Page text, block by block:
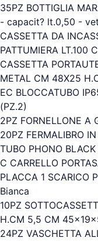
35PZ BOTTIGLIA
- capacit? lt.0,50 -
CASSETTA DA
PATTUMIERA LT.100
CASSETTA
METAL CM 48X25
EC BLOCCATUBO
(PZ.2)
2PZ FORNELLONE A
20PZ FERMALIBRO
TUBO PHONO
C CARRELLO
PLACCA 1 SCARICO
Bianca
10PZ
H.CM 5,5 CM
24PZ VASCHETTA